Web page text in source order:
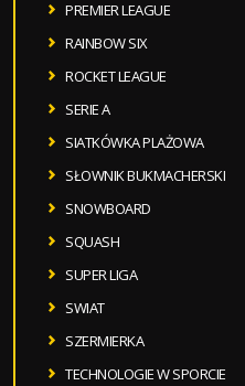
PREMIER LEAGUE
RAINBOW SIX
ROCKET LEAGUE
SERIE A
SIATKÓWKA PLAŻOWA
SŁOWNIK BUKMACHERSKI
SNOWBOARD
SQUASH
SUPER LIGA
SWIAT
SZERMIERKA
TECHNOLOGIE W SPORCIE